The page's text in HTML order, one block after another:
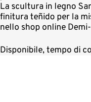
La scultura in legno
finitura teñido per la
nello shop online
Disponibile, tempo di